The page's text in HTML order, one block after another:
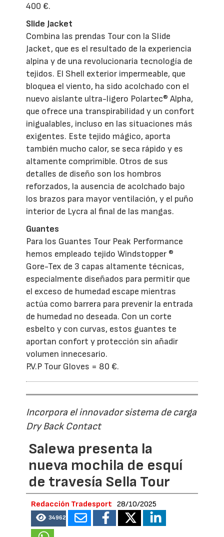
400 €.
Slide Jacket
Combina las prendas Tour con la Slide
Jacket, que es el resultado de la experiencia
alpina y de una revolucionaria tecnología de
tejidos. El Shell exterior impermeable, que
bloquea el viento, ha sido acolchado con el
nuevo aislante ultra-ligero Polartec® Alpha,
que ofrece una transpirabilidad y un confort
inigualables, incluso en las situaciones más
exigentes. Este tejido mágico, aporta
también mucho calor, se seca rápido y es
altamente comprimible. Otros de sus
detalles de diseño son los hombros
reforzados, la ausencia de acolchado bajo
los brazos para mayor ventilación, y el puño
interior de Lycra al final de las mangas.
Guantes
Para los Guantes Tour Peak Performance
hemos empleado tejido Windstopper ®
Gore-Tex de 3 capas altamente técnicas,
especialmente diseñados para permitir que
el exceso de humedad escape mientras
actúa como barrera para prevenir la entrada
de humedad no deseada. Con un corte
esbelto y con curvas, estos guantes te
aportan confort y protección sin añadir
volumen innecesario.
P.V.P Tour Gloves = 80 €.
Incorpora el innovador sistema de carga
Dry Back Contact
Salewa presenta la
nueva mochila de esquí
de travesía Sella Tour
Redacción Tradesport 28/10/2025
34962